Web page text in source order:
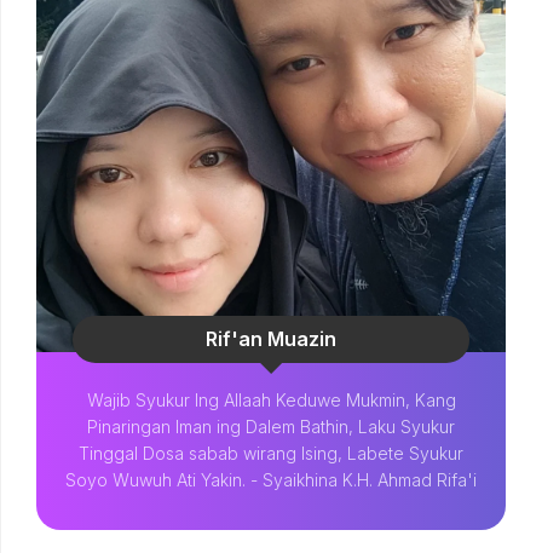
Rif'an Muazin
Wajib Syukur Ing Allaah Keduwe Mukmin, Kang
Pinaringan Iman ing Dalem Bathin, Laku Syukur
Tinggal Dosa sabab wirang Ising, Labete Syukur
Soyo Wuwuh Ati Yakin. - Syaikhina K.H. Ahmad Rifa'i